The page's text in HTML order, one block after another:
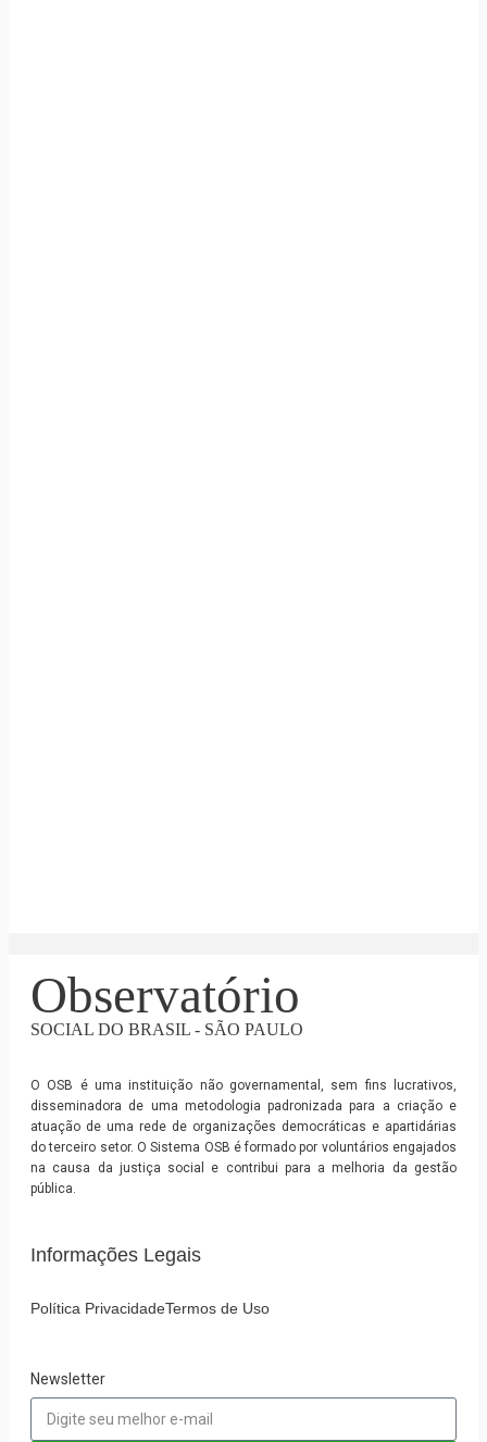
Observatório
SOCIAL DO BRASIL - SÃO PAULO
O OSB é uma instituição não governamental, sem fins lucrativos,
disseminadora de uma metodologia padronizada para a criação e
atuação de uma rede de organizações democráticas e apartidárias
do terceiro setor. O Sistema OSB é formado por voluntários engajados
na causa da justiça social e contribui para a melhoria da gestão
pública.
Informações Legais
Política PrivacidadeTermos de Uso
Newsletter